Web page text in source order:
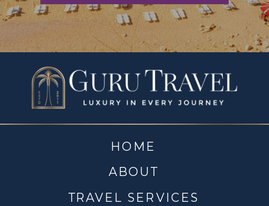
TRAVEL SERVICES
ABOUT
HOME